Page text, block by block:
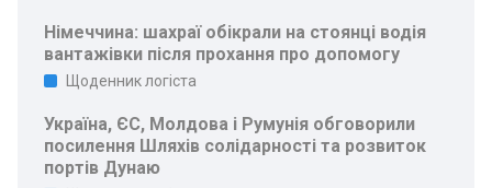
Німеччина: шахраї обікрали на стоянці водія
вантажівки після прохання про допомогу
Щоденник логіста
Україна, ЄС, Молдова і Румунія обговорили
посилення Шляхів солідарності та розвиток
портів Дунаю